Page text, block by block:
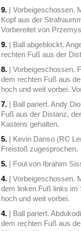
9. | Vorbeigeschossen.
Kopf aus der
Vorbereitet von
9. | Ball abgeblockt.
rechten Fuß aus der
8. | Vorbeigeschossen.
dem rechten Fuß aus
hoch und weit vorbei.
7. | Ball pariert. Andy
Fuß aus der Distanz,
Kastens gehalten.
5. | Kevin Danso (RC
Freistoß zugesprochen.
5. | Foul von Ibrahim
4. | Vorbeigeschossen.
dem linken Fuß links im
hoch und weit vorbei.
4. | Ball pariert.
dem rechten Fuß aus